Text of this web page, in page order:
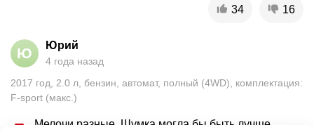
34 16
Ю Юрий
4 года назад
2017 год 2.0 л бензин автомат, полный (4WD)
комплектация:
F-sport (макс.)
Мелочи разные. Шумка могла бы быть лучше.